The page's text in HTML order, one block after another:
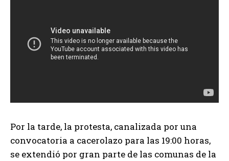
Por la tarde, la protesta, canalizada por una
convocatoria a cacerolazo para las 19:00 horas,
se extendió por gran parte de las comunas de la